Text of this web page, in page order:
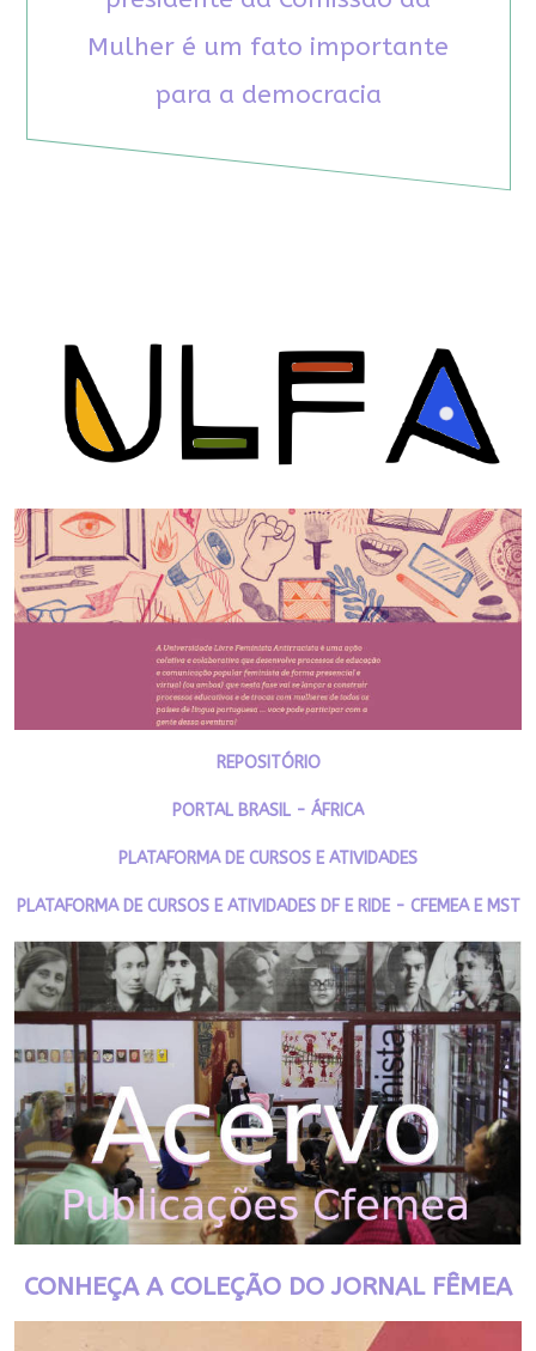
Mulher é um fato importante
para a democracia
REPOSITÓRIO
PORTAL BRASIL - ÁFRICA
PLATAFORMA DE CURSOS E ATIVIDADES
PLATAFORMA DE CURSOS E ATIVIDADES DF E RIDE - CFEMEA E MST
CONHEÇA A COLEÇÃO DO JORNAL FÊMEA